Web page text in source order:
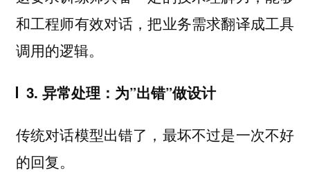
和工程师有效对话，把业务需求翻译成工具
调用的逻辑。
3. 异常处理：为”出错”做设计
传统对话模型出错了，最坏不过是一次不好
的回复。